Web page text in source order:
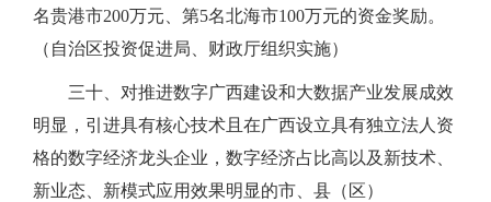
名贵港市200万元、第5名北海市100万元的资金奖励。
（自治区投资促进局、财政厅组织实施）
三十、对推进数字广西建设和大数据产业发展成效
明显，引进具有核心技术且在广西设立具有独立法人资
格的数字经济龙头企业，数字经济占比高以及新技术、
新业态、新模式应用效果明显的市、县（区）